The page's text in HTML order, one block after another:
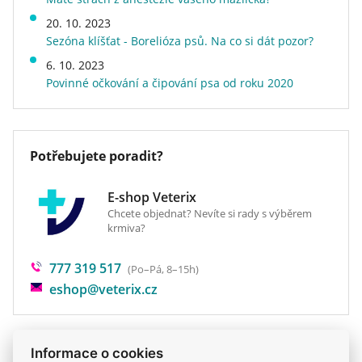
krásnou kůži a srst.
Energetická hodnota
běžné
Hmotnost
Druh krmiva
granule
Veterinární dieta
20. 10. 2023
Sezóna klíšťat - Borelióza psů. Na co si dát pozor?
6. 10. 2023
Povinné očkování a čipování psa od roku 2020
Potřebujete poradit?
E-shop Veterix
Chcete objednat? Nevíte si rady s výběrem
krmiva?
777 319 517 (Po–Pá, 8–15h)
eshop@veterix.cz
Informace o cookies